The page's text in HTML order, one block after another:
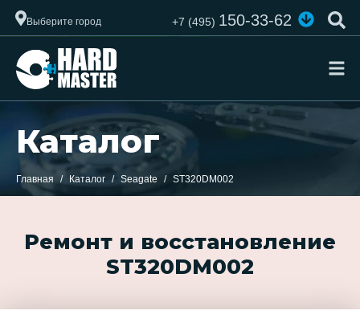
Выберите город +7 (495)150-33-62
Каталог
Главная Каталог Seagate ST320DM002
Ремонт и восстановление
ST320DM002